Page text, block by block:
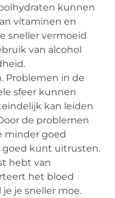
kunnen
vitaminen en
sneller vermoeid
van alcohol
Problemen in de
sfeer kunnen
kan leiden
de problemen
minder goed
goed kunt uitrusten.
hebt van
het bloed
je sneller moe.